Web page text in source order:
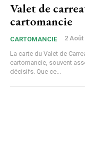
Valet de
cartomancie
CARTOMANCIE 2 Août
La carte du Valet de
cartomancie, souvent
décisifs. Que ce...